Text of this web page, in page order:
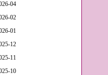
04
02
01
12
11
10